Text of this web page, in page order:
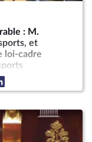
: M.
et
loi-cadre